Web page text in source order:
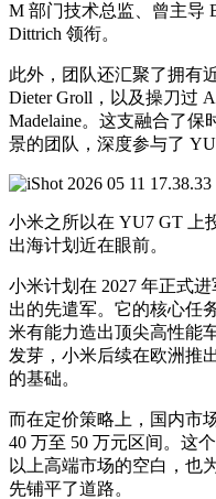
M 部门技术总监、曾主导
Dittrich 领衔。
此外，团队还汇聚了拥有
Dieter Groll，以及操刀过
Madelaine。这支融合了
景的团队，深度参与了
小米之所以在 YU7 GT 上
出海计划近在眼前。
小米计划在 2027 年正式
出的先遣军。它的核心任
米有能力造出顶尖高性能
发芽，小米后续在欧洲推
的基础。
而在定价策略上，国内市
40 万至 50 万元区间。这
以上高端市场的空白，也
先铺平了道路。